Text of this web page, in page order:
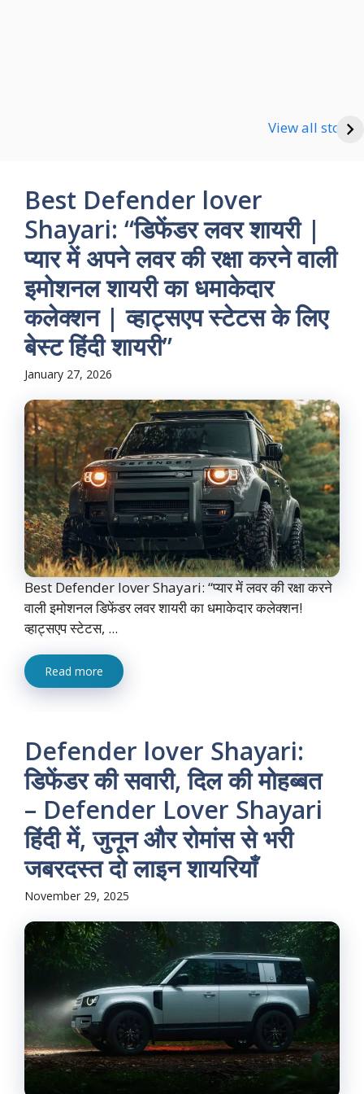
View all stories
Good Night Shayari
Best Defender lover
Shayari: “डिफेंडर लवर शायरी |
प्यार में अपने लवर की रक्षा करने वाली
इमोशनल शायरी का धमाकेदार
कलेक्शन | व्हाट्सएप स्टेटस के लिए
बेस्ट हिंदी शायरी”
January 27, 2026
Best Defender lover Shayari: “प्यार में लवर की रक्षा करने
वाली इमोशनल डिफेंडर लवर शायरी का धमाकेदार कलेक्शन!
व्हाट्सएप स्टेटस, ...
Read more
Defender lover Shayari:
डिफेंडर की सवारी, दिल की मोहब्बत
– Defender Lover Shayari
हिंदी में, जुनून और रोमांस से भरी
जबरदस्त दो लाइन शायरियाँ
November 29, 2025